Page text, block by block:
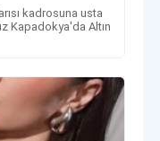
kadrosuna usta
Kapadokya'da Altın